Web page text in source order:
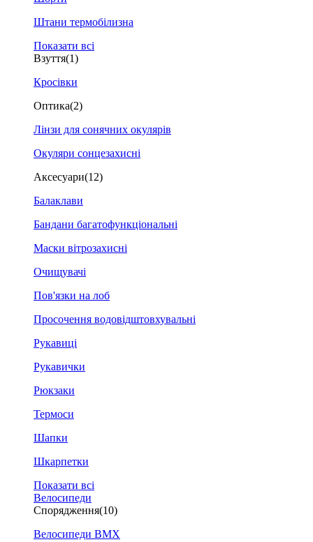
Штани термобілизна
Показати всі
Взуття(1)
Кросівки
Оптика(2)
Лінзи для сонячних окулярів
Окуляри сонцезахисні
Аксесуари(12)
Балаклави
Бандани багатофункціональні
Маски вітрозахисні
Очищувачі
Пов'язки на лоб
Просочення водовідштовхувальні
Рукавиці
Рукавички
Рюкзаки
Термоси
Шапки
Шкарпетки
Показати всі
Велосипеди
Спорядження(10)
Велосипеди BMX